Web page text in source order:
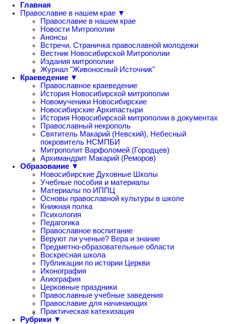
Главная
Православие в нашем крае ▼
Православие в нашем крае
Новости Митрополии
Анонсы
Встречи. Страничка православной молодежи
Вестник Новосибирской Митрополии
Издания митрополии
Журнал "Живоносный Источник"
Краеведение ▼
Православное краеведение
История Новосибирской митрополии
Новомученики Новосибирские
Новосибирские Архипастыри
История Новосибирской митрополии в документах
Православный некрополь
Святитель Макарий (Невский), Небесный
покровитель НСМПБИ
Митрополит Варфоломей (Городцев)
Архимандрит Макарий (Реморов)
Образование ▼
Новосибирские Духовные Школы
Учебные пособия и материалы
Материалы по ИППЦ
Основы православной культуры в школе
Книжная полка
Психология
Педагогика
Православное воспитание
Веруют ли ученые? Вера и знание
Предметно-образовательные области
Воскресная школа
Публикации по истории Церкви
Иконография
Агиография
Церковные праздники
Православные учебные заведения
Православие для начинающих
Практическая катехизация
Рубрики ▼